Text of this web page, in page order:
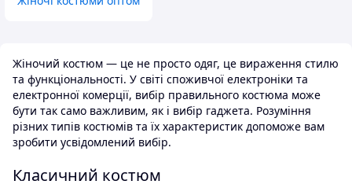
Жіночий костюм — це не просто одяг, це вираження стилю
та функціональності. У світі споживчої електроніки та
електронної комерції, вибір правильного костюма може
бути так само важливим, як і вибір гаджета. Розуміння
різних типів костюмів та їх характеристик допоможе вам
зробити усвідомлений вибір.
Класичний костюм